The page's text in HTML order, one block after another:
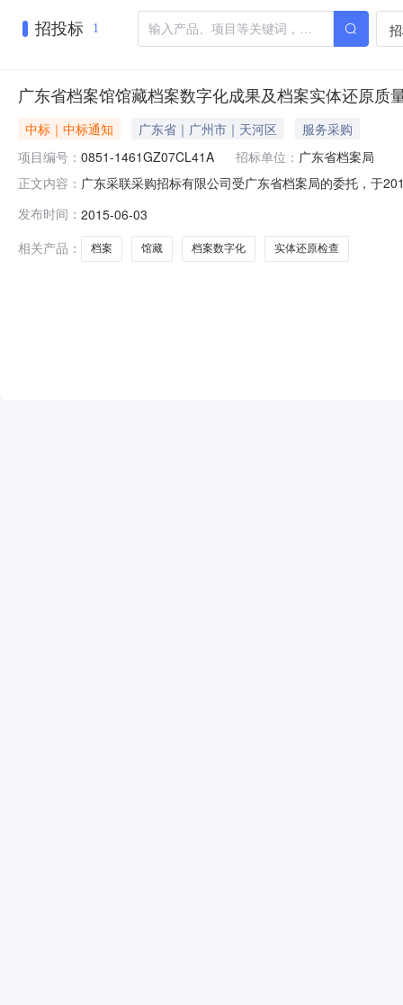
招投标 1
广东省档案馆馆藏档案数字化成果及档案实体还原质
中标｜中标通知 广东省｜广州市｜天河区
服务采购
项目编号： 0851-1461GZ07CL41A 招标单位： 广东省档案局
正文内容： 广东采联采购招标有限公司受广东省档案局的委托，于
服务项目三、项目编号：0851-1461GZ07CL41A四、采
告日期及
发布时间： 2015-06-03
相关产品：
档案 馆藏 档案数字化 实体还原检查